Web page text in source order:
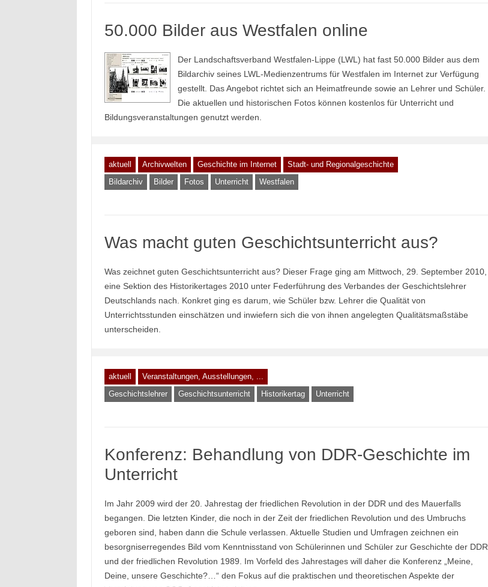
50.000 Bilder aus Westfalen online
Der Landschaftsverband Westfalen-Lippe (LWL) hat fast 50.000 Bilder aus dem
Bildarchiv seines LWL-Medienzentrums für Westfalen im Internet zur Verfügung
gestellt. Das Angebot richtet sich an Heimatfreunde sowie an Lehrer und Schüler.
Die aktuellen und historischen Fotos können kostenlos für Unterricht und
Bildungsveranstaltungen genutzt werden.
aktuell Archivwelten Geschichte im Internet
Stadt- und Regionalgeschichte
Bildarchiv
Bilder Fotos Unterricht Westfalen
Was macht guten Geschichtsunterricht aus?
Was zeichnet guten Geschichtsunterricht aus? Dieser Frage ging am Mittwoch, 29. September 2010,
eine Sektion des Historikertages 2010 unter Federführung des Verbandes der Geschichtslehrer
Deutschlands nach. Konkret ging es darum, wie Schüler bzw. Lehrer die Qualität von
Unterrichtsstunden einschätzen und inwiefern sich die von ihnen angelegten Qualitätsmaßstäbe
unterscheiden.
aktuell
Veranstaltungen, Ausstellungen, ...
Geschichtslehrer
Geschichtsunterricht Historikertag Unterricht
Konferenz: Behandlung von DDR-Geschichte im
Unterricht
Im Jahr 2009 wird der 20. Jahrestag der friedlichen Revolution in der DDR und des Mauerfalls
begangen. Die letzten Kinder, die noch in der Zeit der friedlichen Revolution und des Umbruchs
geboren sind, haben dann die Schule verlassen. Aktuelle Studien und Umfragen zeichnen ein
besorgniserregendes Bild vom Kenntnisstand von Schülerinnen und Schüler zur Geschichte der DDR
und der friedlichen Revolution 1989. Im Vorfeld des Jahrestages will daher die Konferenz „Meine,
Deine, unsere Geschichte?…“ den Fokus auf die praktischen und theoretischen Aspekte der